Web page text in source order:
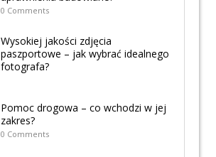
0 Comments
Wysokiej jakości zdjęcia
paszportowe – jak wybrać idealnego
fotografa?
Pomoc drogowa – co wchodzi w jej
zakres?
0 Comments